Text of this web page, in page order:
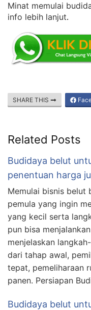
Minat memulai
info lebih lanjut.
SHARE THIS
Related Posts
Budidaya belut
penentuan harga
Memulai bisnis belut
pemula yang ingin
yang kecil serta
pun bisa
menjelaskan
dari tahap awal,
tepat, pemeliharaan
panen. Persiapan
Budidaya belut